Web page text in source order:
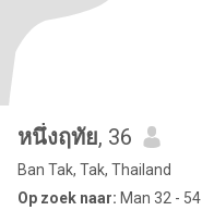
หนึ่งฤทัย, 36
Ban Tak, Tak, Thailand
Op zoek naar: Man 32 - 54